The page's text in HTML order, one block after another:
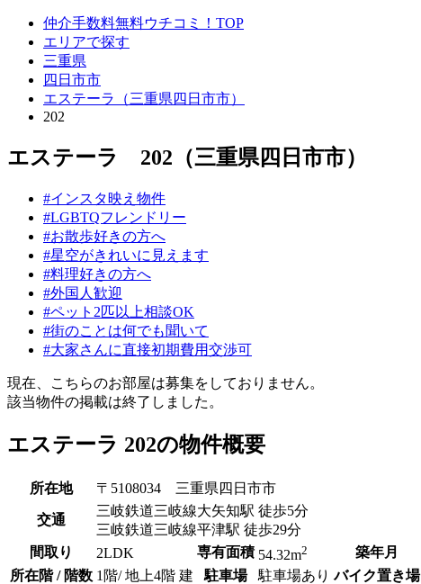
仲介手数料無料ウチコミ！TOP
エリアで探す
三重県
四日市市
エステーラ（三重県四日市市）
202
エステーラ 202（三重県四日市市）
#インスタ映え物件
#LGBTQフレンドリー
#お散歩好きの方へ
#星空がきれいに見えます
#料理好きの方へ
#外国人歓迎
#ペット2匹以上相談OK
#街のことは何でも聞いて
#大家さんに直接初期費用交渉可
現在、こちらのお部屋は募集をしておりません。
該当物件の掲載は終了しました。
エステーラ 202の物件概要
所在地 〒5108034 三重県四日市市
交通
三岐鉄道三岐線大矢知駅 徒歩5分
三岐鉄道三岐線平津駅 徒歩29分
間取り
2LDK 専有面積 54.32m2 築年月
所在階 / 階数 1階/ 地上4階 建 駐車場 駐車場あり バイク置き場